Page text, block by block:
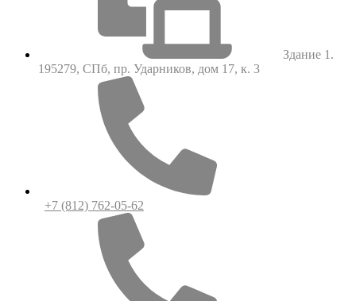
Здание 1.
195279, СПб, пр. Ударников, дом 17, к. 3
+7 (812) 762-05-62